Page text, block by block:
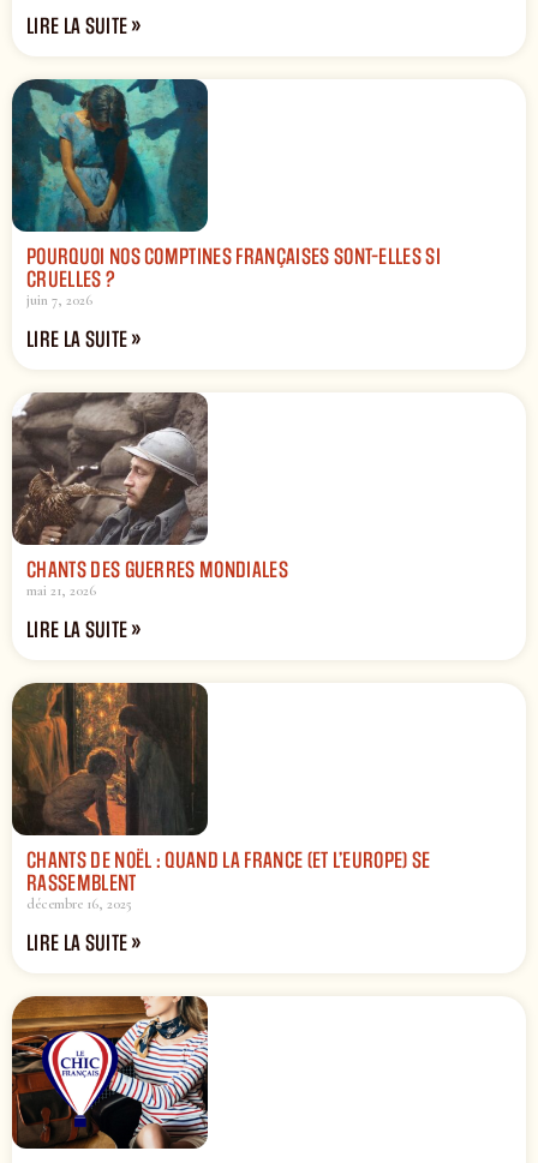
LIRE LA SUITE »
POURQUOI NOS COMPTINES FRANÇAISES SONT-ELLES SI
CRUELLES ?
juin 7, 2026
LIRE LA SUITE »
CHANTS DES GUERRES MONDIALES
mai 21, 2026
LIRE LA SUITE »
CHANTS DE NOËL : QUAND LA FRANCE (ET L’EUROPE) SE
RASSEMBLENT
décembre 16, 2025
LIRE LA SUITE »